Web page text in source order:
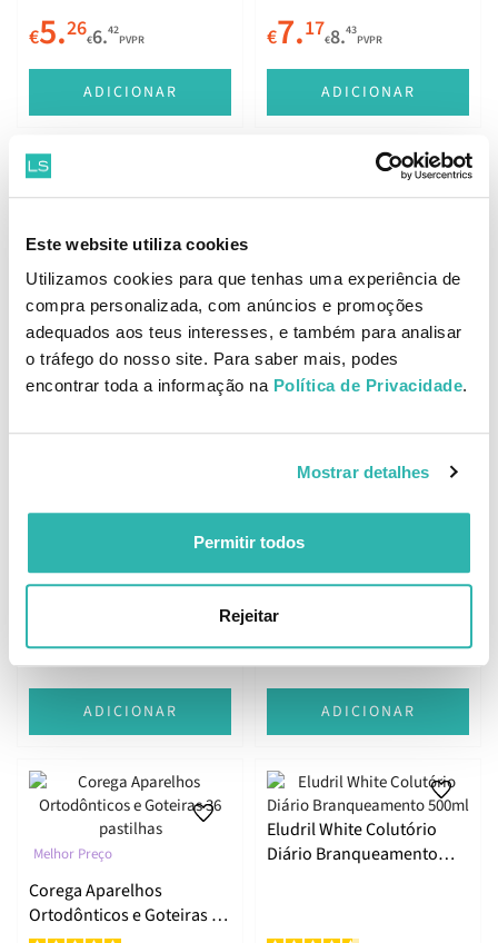
Este website utiliza cookies
Utilizamos cookies para que tenhas uma experiência de
compra personalizada, com anúncios e promoções
adequados aos teus interesses, e também para analisar
o tráfego do nosso site. Para saber mais, podes
encontrar toda a informação na Política de Privacidade.
Mostrar detalhes
Permitir todos
Rejeitar
€5.26€6.42
PVPR
ADICIONAR
€7.17€8.43
PVPR
ADICIONAR
Prevenção Cáries 75ml
€7.43€9.06
PVPR
ADICIONAR
Ortodôntica Adulto
€ 5.92€7.22
PVPR
ADICIONAR
Dentífrico Criança Sabor
Frutos Silvestres Proteção
€6.31 7.69
ADICIONAR
Elgydium Clinic Fita
Dentária com Flúor Cool
Mint 35m
€5.26 6.42
ADICIONAR
Melhor Preço
Corega Aparelhos
Ortodônticos e Goteiras 36
Eludril White Colutório
Diário Branqueamento